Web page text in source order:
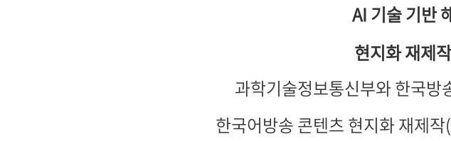
AI 기술 기반
현지화 재제
과학기술정보통신부와 한국방
한국어방송 콘텐츠 현지화 재제